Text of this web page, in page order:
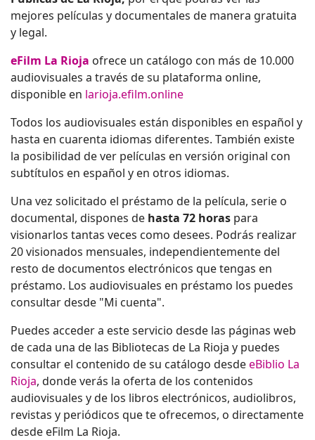
mejores películas y documentales de manera gratuita
y legal.
eFilm La Rioja ofrece un catálogo con más de 10.000
audiovisuales a través de su plataforma online,
disponible en larioja.efilm.online
Todos los audiovisuales están disponibles en español y
hasta en cuarenta idiomas diferentes. También existe
la posibilidad de ver películas en versión original con
subtítulos en español y en otros idiomas.
Una vez solicitado el préstamo de la película, serie o
documental, dispones de hasta 72 horas para
visionarlos tantas veces como desees. Podrás realizar
20 visionados mensuales, independientemente del
resto de documentos electrónicos que tengas en
préstamo. Los audiovisuales en préstamo los puedes
consultar desde "Mi cuenta".
Puedes acceder a este servicio desde las páginas web
de cada una de las Bibliotecas de La Rioja y puedes
consultar el contenido de su catálogo desdeeBiblio La
Rioja, donde verás la oferta de los contenidos
audiovisuales y de los libros electrónicos, audiolibros,
revistas y periódicos que te ofrecemos, o directamente
desde eFilm La Rioja.